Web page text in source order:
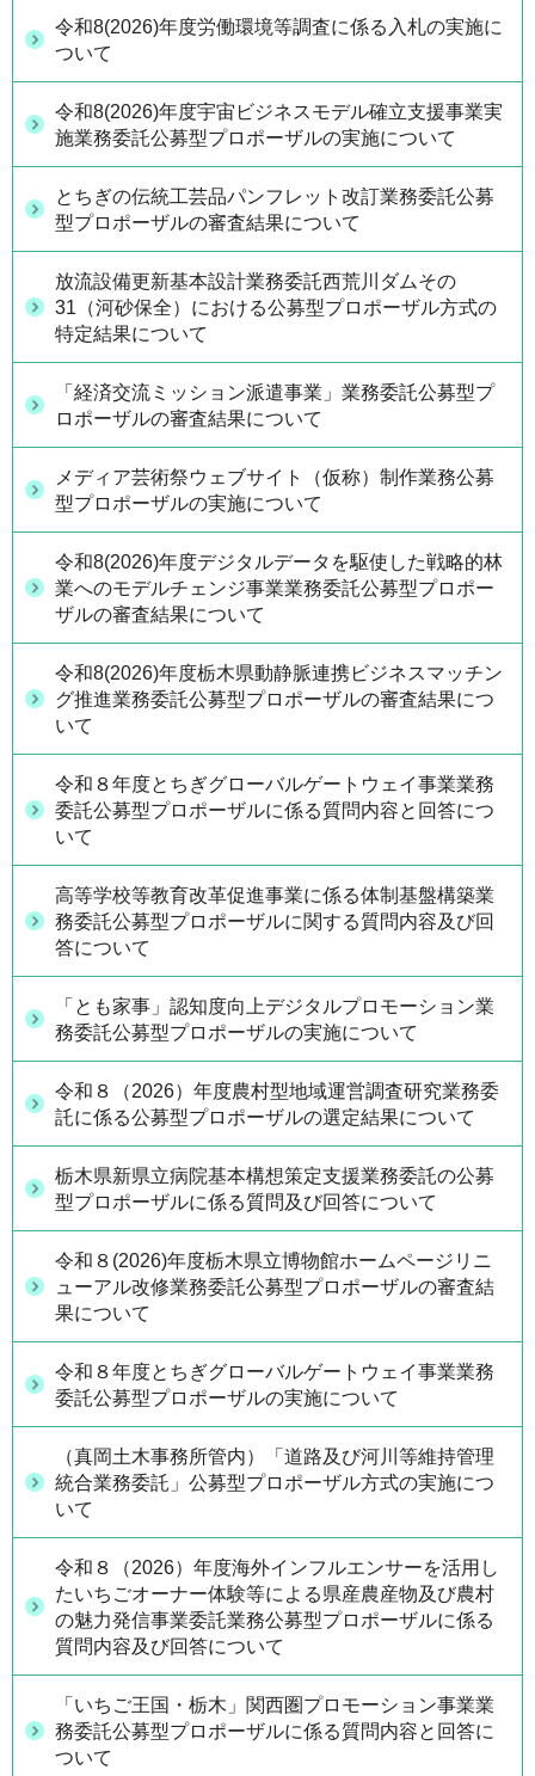
令和8(2026)年度労働環境等調査に係る入札の実施に
ついて
令和8(2026)年度宇宙ビジネスモデル確立支援事業実
施業務委託公募型プロポーザルの実施について
とちぎの伝統工芸品パンフレット改訂業務委託公募
型プロポーザルの審査結果について
放流設備更新基本設計業務委託西荒川ダムその
31（河砂保全）における公募型プロポーザル方式の
特定結果について
「経済交流ミッション派遣事業」業務委託公募型プ
ロポーザルの審査結果について
メディア芸術祭ウェブサイト（仮称）制作業務公募
型プロポーザルの実施について
令和8(2026)年度デジタルデータを駆使した戦略的林
業へのモデルチェンジ事業業務委託公募型プロポー
ザルの審査結果について
令和8(2026)年度栃木県動静脈連携ビジネスマッチン
グ推進業務委託公募型プロポーザルの審査結果につ
いて
令和８年度とちぎグローバルゲートウェイ事業業務
委託公募型プロポーザルに係る質問内容と回答につ
いて
高等学校等教育改革促進事業に係る体制基盤構築業
務委託公募型プロポーザルに関する質問内容及び回
答について
「とも家事」認知度向上デジタルプロモーション業
務委託公募型プロポーザルの実施について
令和８（2026）年度農村型地域運営調査研究業務委
託に係る公募型プロポーザルの選定結果について
栃木県新県立病院基本構想策定支援業務委託の公募
型プロポーザルに係る質問及び回答について
令和８(2026)年度栃木県立博物館ホームページリニ
ューアル改修業務委託公募型プロポーザルの審査結
果について
令和８年度とちぎグローバルゲートウェイ事業業務
委託公募型プロポーザルの実施について
（真岡土木事務所管内）「道路及び河川等維持管理
統合業務委託」公募型プロポーザル方式の実施につ
いて
令和８（2026）年度海外インフルエンサーを活用し
たいちごオーナー体験等による県産農産物及び農村
の魅力発信事業委託業務公募型プロポーザルに係る
質問内容及び回答について
「いちご王国・栃木」関西圏プロモーション事業業
務委託公募型プロポーザルに係る質問内容と回答に
ついて